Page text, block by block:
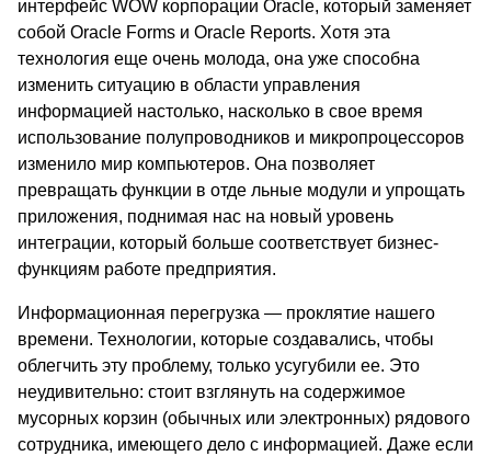
интерфейс WOW корпорации Oracle, который заменяет
собой Oracle Forms и Oracle Reports. Хотя эта
технология еще очень молода, она уже способна
изменить ситуацию в области управления
информацией настолько, насколько в свое время
использование полупроводников и микропроцессоров
изменило мир компьютеров. Она позволяет
превращать функции в отде льные модули и упрощать
приложения, поднимая нас на новый уровень
интеграции, который больше соответствует бизнес-
функциям работе предприятия.
Информационная перегрузка — проклятие нашего
времени. Технологии, которые создавались, чтобы
облегчить эту проблему, только усугубили ее. Это
неудивительно: стоит взглянуть на содержимое
мусорных корзин (обычных или электронных) рядового
сотрудника, имеющего дело с информацией. Даже если